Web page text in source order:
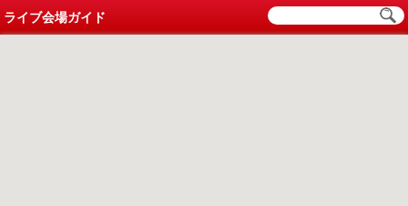
ライブ会場ガイド